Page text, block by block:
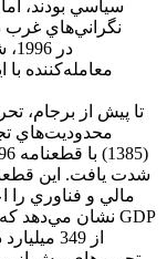
نگراني‌هاي غرب
معامله‌کننده
تا پيش از برجام،
شدت يافت. اين